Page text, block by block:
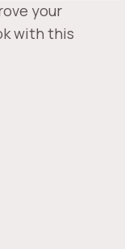
your
with this